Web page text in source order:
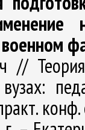
Теория